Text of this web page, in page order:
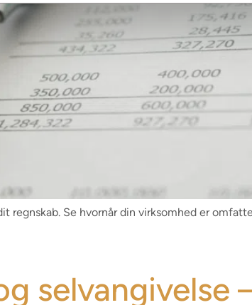
regnskab. Se hvornår din virksomhed er
selvangivelse